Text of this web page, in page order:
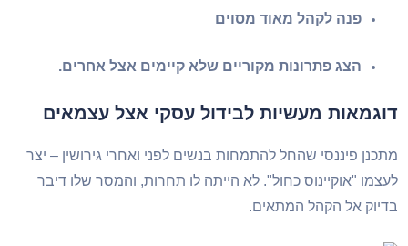
פנה לקהל מאוד מסוים
הצג פתרונות מקוריים שלא קיימים אצל אחרים.
דוגמאות מעשיות לבידול עסקי אצל עצמאים
מתכנן פיננסי שהחל להתמחות בנשים לפני ואחרי גירושין – יצר
לעצמו "אוקיינוס כחול". לא הייתה לו תחרות, והמסר שלו דיבר
בדיוק אל הקהל המתאים.